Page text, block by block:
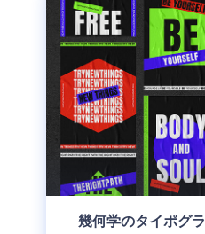
幾何学のタイポグ